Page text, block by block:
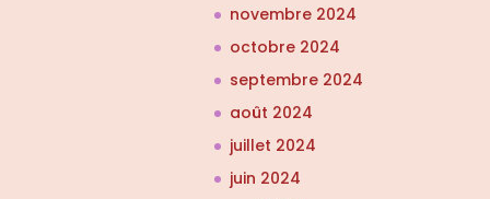
novembre 2024
octobre 2024
septembre 2024
août 2024
juillet 2024
juin 2024